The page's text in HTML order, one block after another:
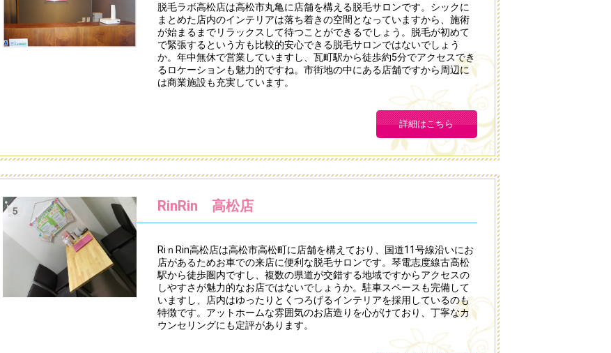
脱毛ラボ高松店は高松市丸亀に店舗を構える脱毛サロンです。シックに
まとめた店内のインテリアは落ち着きの空間となっていますから、施術
が始まるまでリラックスして待つことができるでしょう。脱毛が初めて
で緊張するという方も比較的安心できる脱毛サロンではないでしょう
か。年中無休で営業していますし、瓦町駅から徒歩約5分でアクセスでき
るロケーションも魅力的ですね。市街地の中にある店舗ですから周辺に
は商業施設も充実しています。
詳細はこちら
RinRin 高松店
RiｎRin高松店は高松市高松町に店舗を構えており、国道11号線沿いにお
店があるためお車での来店に便利な脱毛サロンです。琴電志度線古高松
駅から徒歩圏内ですし、複数の県道が交錯する地域ですからアクセスの
しやすさが魅力的なお店ではないでしょうか。駐車スペースも完備して
いますし、店内はゆったりとくつろげるインテリアを採用しているのも
特徴です。アットホームな雰囲気のお店造りを心がけており、丁寧なカ
ウンセリングにも定評があります。